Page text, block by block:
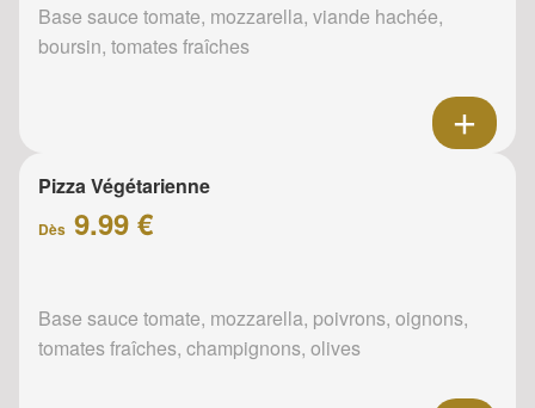
Base sauce tomate, mozzarella, viande hachée,
boursin, tomates fraîches
Pizza Végétarienne
Dès 9.99 €
Base sauce tomate, mozzarella, poivrons, oignons,
tomates fraîches, champignons, olives